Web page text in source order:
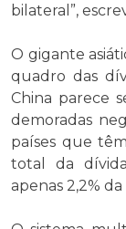
bilateral”,
O gigante
quadro das
China parece
demoradas
países que
total da
apenas 2,2%